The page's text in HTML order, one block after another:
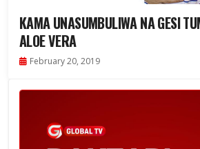
KAMA UNASUMBULIWA NA GESI
ALOE VERA
February 20, 2019